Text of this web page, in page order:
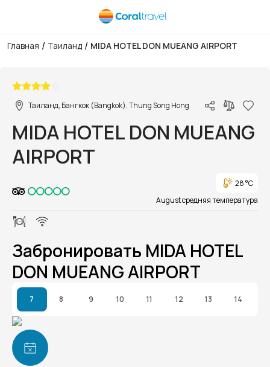
Главная / Таиланд / MIDA HOTEL DON MUEANG AIRPORT
Таиланд, Бангкок (Bangkok), Thung Song Hong
MIDA HOTEL DON MUEANG
AIRPORT
28 °C
August средняя температура
Забронировать MIDA HOTEL
DON MUEANG AIRPORT
7 8 9 10 11 12 13 14